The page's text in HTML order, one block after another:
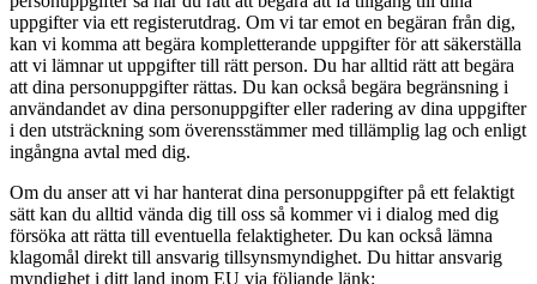
uppgifter via ett registerutdrag. Om vi tar emot en begäran från dig,
kan vi komma att begära kompletterande uppgifter för att säkerställa
att vi lämnar ut uppgifter till rätt person. Du har alltid rätt att begära
att dina personuppgifter rättas. Du kan också begära begränsning i
användandet av dina personuppgifter eller radering av dina uppgifter
i den utsträckning som överensstämmer med tillämplig lag och enligt
ingångna avtal med dig.
Om du anser att vi har hanterat dina personuppgifter på ett felaktigt
sätt kan du alltid vända dig till oss så kommer vi i dialog med dig
försöka att rätta till eventuella felaktigheter. Du kan också lämna
klagomål direkt till ansvarig tillsynsmyndighet. Du hittar ansvarig
myndighet i ditt land inom EU via följande länk: